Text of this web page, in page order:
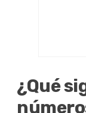
¿Qué